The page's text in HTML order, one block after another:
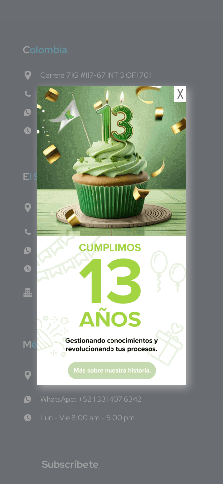
Colombia
Carrera 71G #117-67 INT 3 OFI 701
Teléfono: (601) 522 3869
WhatsApp: +57 317 4651554
Lun - Vie 8:00am - 5:00pm
El Salvador
1ro Cll Pte, y 61 Av Nte, #3206, Local 9, San
Salvador Centro
Teléfono: +503 6986 1402
WhatsApp: +503 7687 3923
Lun - Vie 8:00am - 5:00pm
Green Know S.A de C.V - El Salvador 0614-
México
Calle Pitágoras 234, Col. Narvarte Poniente,
Alcaldía Benito Juárez, C.P. 03020, CDMX
WhatsApp: +52 1 331 407 6342
Lun - Vie 8:00 am - 5:00 pm
Subscríbete
╳